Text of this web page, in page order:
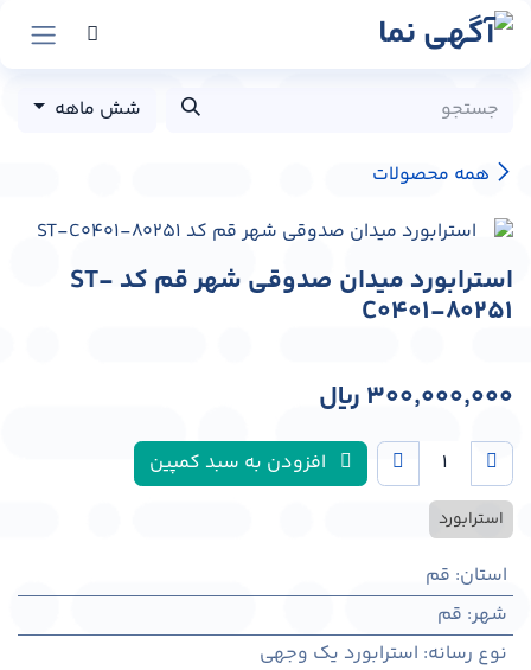
پرش به محتوا
همه محصولات
شش ماهه
استرابورد میدان صدوقی شهر قم کد ST-
C0401-80251
300,000,000 ﷼
افزودن به سبد کمپین
استرابورد
استان: قم
شهر: قم
نوع رسانه: استرابورد یک وجهی